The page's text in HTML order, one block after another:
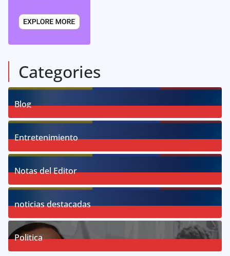
Categories
Blog
Posts
Entretenimiento
Posts
Notas del Editor
Posts
noticias destacadas
Politica